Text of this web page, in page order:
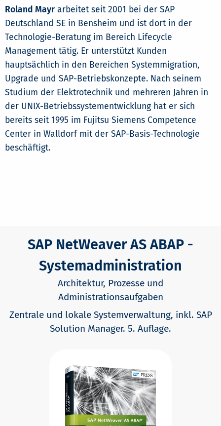
Roland Mayr arbeitet seit 2001 bei der SAP
Deutschland SE in Bensheim und ist dort in der
Technologie-Beratung im Bereich Lifecycle
Management tätig. Er unterstützt Kunden
hauptsächlich in den Bereichen Systemmigration,
Upgrade und SAP-Betriebskonzepte. Nach seinem
Studium der Elektrotechnik und mehreren Jahren in
der UNIX-Betriebssystementwicklung hat er sich
bereits seit 1995 im Fujitsu Siemens Competence
Center in Walldorf mit der SAP-Basis-Technologie
beschäftigt.
SAP NetWeaver AS ABAP -
Systemadministration
Architektur, Prozesse und
Administrationsaufgaben
Zentrale und lokale Systemverwaltung, inkl. SAP
Solution Manager. 5. Auflage.